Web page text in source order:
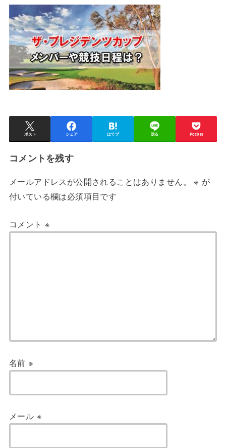
ポスト シェア はてブ 送る Pocket
コメントを残す
メールアドレスが公開されることはありません。 ※ が
付いている欄は必須項目です
コメント ※
名前※
メール ※